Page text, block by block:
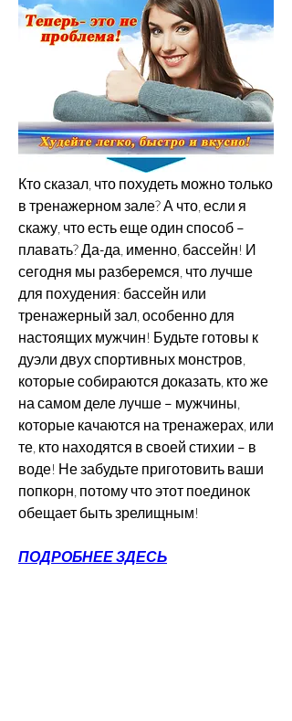
Кто сказал, что похудеть можно только
в тренажерном зале? А что, если я
скажу, что есть еще один способ –
плавать? Да-да, именно, бассейн! И
сегодня мы разберемся, что лучше
для похудения: бассейн или
тренажерный зал, особенно для
настоящих мужчин! Будьте готовы к
дуэли двух спортивных монстров,
которые собираются доказать, кто же
на самом деле лучше – мужчины,
которые качаются на тренажерах, или
те, кто находятся в своей стихии – в
воде! Не забудьте приготовить ваши
попкорн, потому что этот поединок
обещает быть зрелищным!
ПОДРОБНЕЕ ЗДЕСЬ